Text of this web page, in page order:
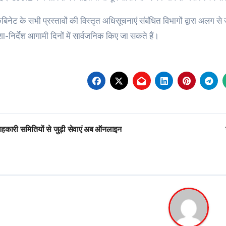
के सभी प्रस्तावों की विस्तृत अधिसूचनाएं संबंधित विभागों द्वारा अलग
निर्देश आगामी दिनों में सार्वजनिक किए जा सकते हैं।
समितियों से जुड़ी सेवाएं अब ऑनलाइन